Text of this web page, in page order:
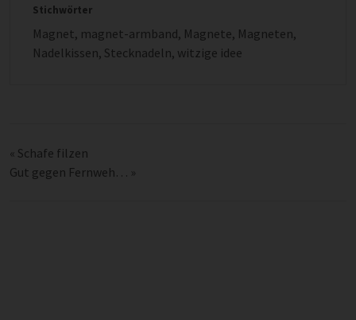
Stichwörter
Magnet, magnet-armband, Magnete, Magneten,
Nadelkissen, Stecknadeln, witzige idee
« Schafe filzen
Gut gegen Fernweh… »